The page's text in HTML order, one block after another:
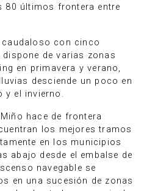
80 últimos frontera entre
con cinco
de varias zonas
en primavera y verano,
desciende un poco en
y el invierno.
hace de frontera
los mejores tramos
en los municipios
abajo desde el embalse de
navegable se
en una sucesión de zonas